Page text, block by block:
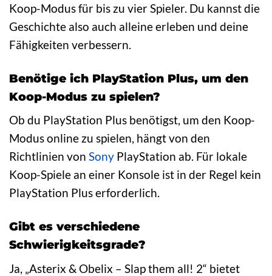
Koop-Modus für bis zu vier Spieler. Du kannst die
Geschichte also auch alleine erleben und deine
Fähigkeiten verbessern.
Benötige ich PlayStation Plus, um den
Koop-Modus zu spielen?
Ob du PlayStation Plus benötigst, um den Koop-
Modus online zu spielen, hängt von den
Richtlinien von Sony PlayStation ab. Für lokale
Koop-Spiele an einer Konsole ist in der Regel kein
PlayStation Plus erforderlich.
Gibt es verschiedene
Schwierigkeitsgrade?
Ja, „Asterix & Obelix – Slap them all! 2“ bietet